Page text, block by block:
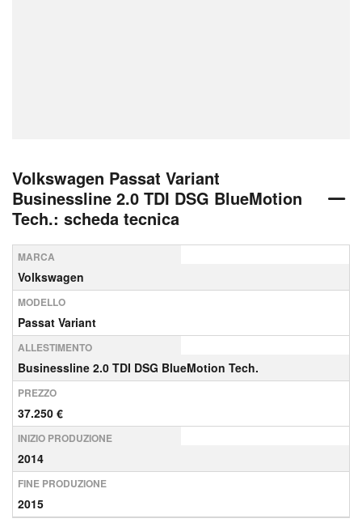
Volkswagen Passat Variant
Businessline 2.0 TDI DSG BlueMotion
Tech.: scheda tecnica
MARCA
Volkswagen
MODELLO
Passat Variant
ALLESTIMENTO
Businessline 2.0 TDI DSG BlueMotion Tech.
PREZZO
37.250 €
INIZIO PRODUZIONE
2014
FINE PRODUZIONE
2015